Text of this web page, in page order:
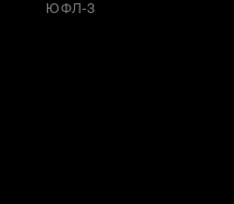
ЮФЛ-3